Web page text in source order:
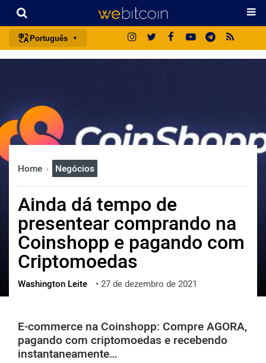
Português
español
français
italiano
日本語
русский
한국어
العربية
ไทย
ქართული
Home Negócios
Ainda dá tempo de
presentear comprando na
Coinshopp e pagando com
Criptomoedas
Washington Leite • 27 de dezembro de 2021
E-commerce na Coinshopp: Compre AGORA,
pagando com criptomoedas e recebendo
instantaneamente…